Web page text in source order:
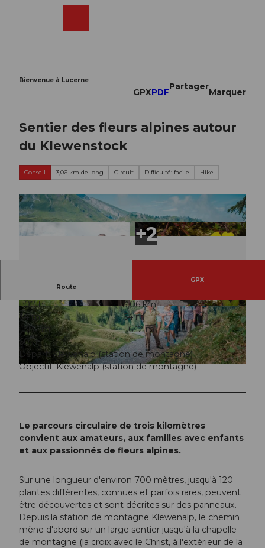
Bienvenue à Lucerne
GPXPDF
Partager
Marquer
Sentier des fleurs alpines autour
du Klewenstock
Conseil 3,06 km de long Circuit Difficulté: facile Hike
© Nidwalden Tourismus, Verein Tourismusregion Klewenalp-Vierwaldstättersee
© Region Klewenalp-Vierwaldstättersee, Verein
Tourismusregion Klewenalp-Vierwaldstättersee
© Nidwalden Tourismus, Verein Tourismusregio
n Klewenalp-Vierwaldstättersee
Route
GPX
1:00 h
3,06 km
64 m
64 m
1.582 m
1.642 m
60 m
Départ: Klewenalp (station de montagne)
Objectif: Klewenalp (station de montagne)
Le parcours circulaire de trois kilomètres
convient aux amateurs, aux familles avec enfants
et aux passionnés de fleurs alpines.
Sur une longueur d'environ 700 mètres, jusqu'à 120
plantes différentes, connues et parfois rares, peuvent
être découvertes et sont décrites sur des panneaux.
Depuis la station de montagne Klewenalp, le chemin
mène d'abord sur un large sentier jusqu'à la chapelle
de montagne (la croix avec le Christ, à l'extérieur de la